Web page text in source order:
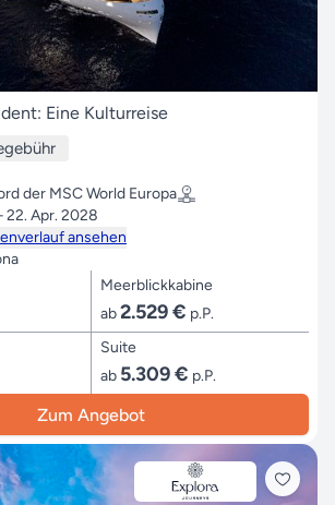
Eine Kulturreise
der MSC World Europa
22. Apr. 2028
ansehen
Meerblickkabine
ab2.529 € p.P.
Suite
ab 5.309 € p.P.
Zum Angebot